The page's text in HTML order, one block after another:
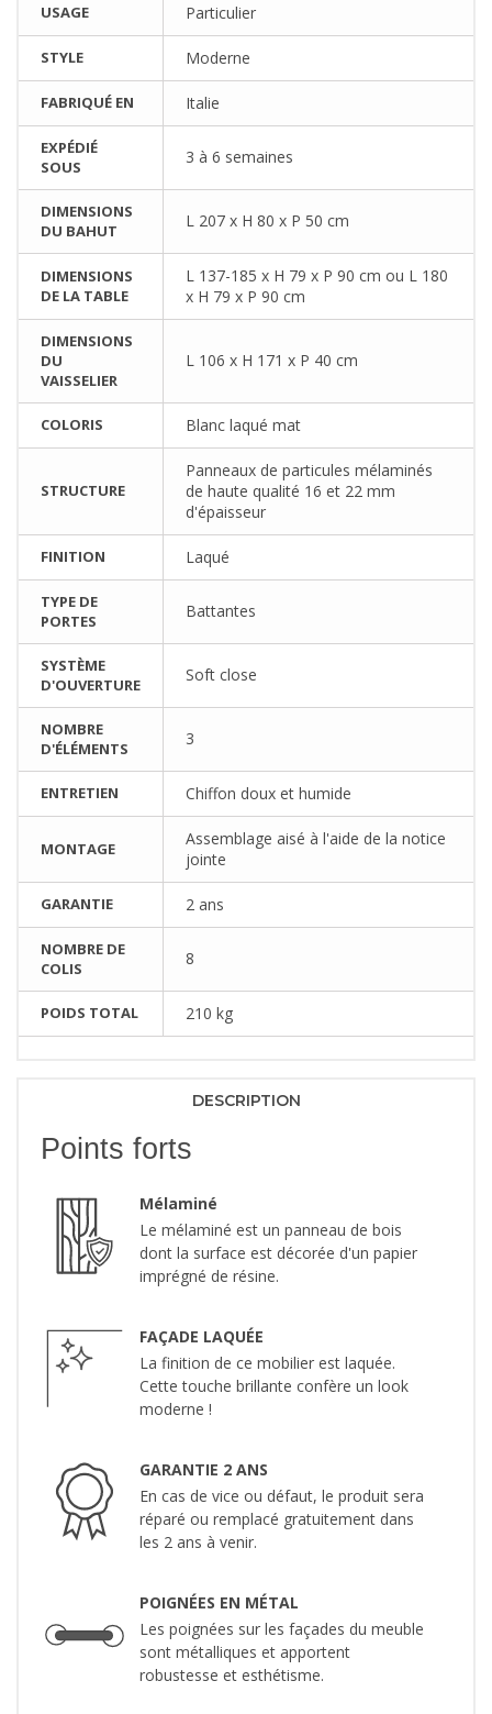
USAGE Particulier
STYLE Moderne
FABRIQUÉ EN Italie
EXPÉDIÉ
SOUS
3 à 6 semaines
DIMENSIONS
DU BAHUT
L 207 x H 80 x P 50 cm
DIMENSIONS
DE LA TABLE
L 137-185 x H 79 x P 90 cm ou L 180
x H 79 x P 90 cm
DIMENSIONS
DU
VAISSELIER
L 106 x H 171 x P 40 cm
COLORIS Blanc laqué mat
STRUCTURE
Panneaux de particules mélaminés
de haute qualité 16 et 22 mm
d'épaisseur
FINITION Laqué
TYPE DE
PORTES
Battantes
SYSTÈME
D'OUVERTURE
Soft close
NOMBRE
D'ÉLÉMENTS
3
ENTRETIEN Chiffon doux et humide
MONTAGE
Assemblage aisé à l'aide de la notice
jointe
GARANTIE 2 ans
NOMBRE DE
COLIS
8
POIDS TOTAL 210 kg
DESCRIPTION
Points forts
Mélaminé
Le mélaminé est un panneau de bois
dont la surface est décorée d'un papier
imprégné de résine.
FAÇADE LAQUÉE
La finition de ce mobilier est laquée.
Cette touche brillante confère un look
moderne !
GARANTIE 2 ANS
En cas de vice ou défaut, le produit sera
réparé ou remplacé gratuitement dans
les 2 ans à venir.
POIGNÉES EN MÉTAL
Les poignées sur les façades du meuble
sont métalliques et apportent
robustesse et esthétisme.